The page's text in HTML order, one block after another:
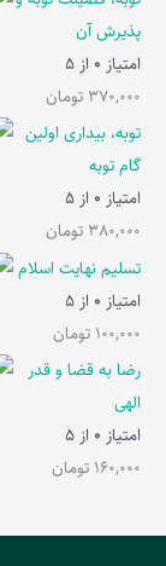
پذیرش آن
امتیاز 0 از 5
370,000 تومان
توبه، بیداری اولین
گام توبه
امتیاز 0 از 5
380,000 تومان
تسلیم نهایت اسلام
امتیاز 0 از 5
100,000 تومان
رضا به قضا و قدر
الهی
امتیاز 0 از 5
160,000 تومان